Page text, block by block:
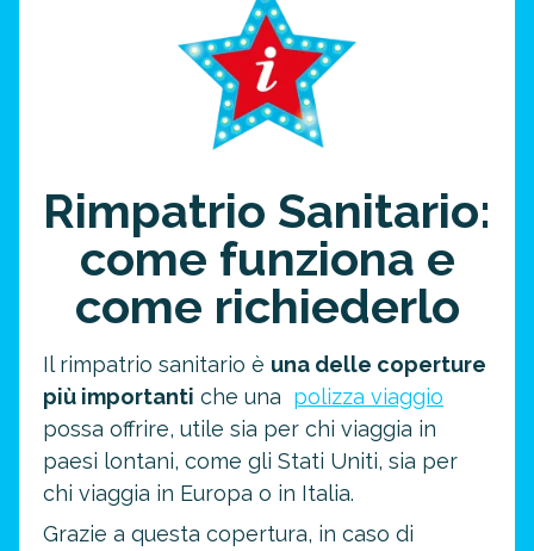
Rimpatrio Sanitario:
come funziona e
come richiederlo
Il rimpatrio sanitario è una delle coperture
più importanti che una polizza viaggio
possa offrire, utile sia per chi viaggia in
paesi lontani, come gli Stati Uniti, sia per
chi viaggia in Europa o in Italia.
Grazie a questa copertura, in caso di